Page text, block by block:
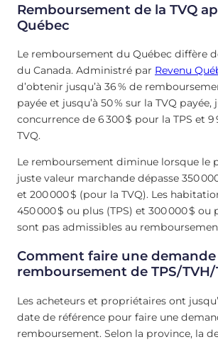
Remboursement de la TVQ
Québec
Le remboursement du Québec diffère
du Canada. Administré par Revenu
d’obtenir jusqu’à 36 % de
payée et jusqu’à 50 % sur la TVQ payée,
concurrence de 6 300 $ pour la TPS et 9
TVQ.
Le remboursement diminue lorsque le
juste valeur marchande dépasse 350
et 200 000 $ (pour la TVQ). Les
450 000 $ ou plus (TPS) et 300 000 $ ou
sont pas admissibles au
Comment faire une
remboursement de TPS/TVH/
Les acheteurs et propriétaires ont
date de référence pour faire une
remboursement. Selon la province, la